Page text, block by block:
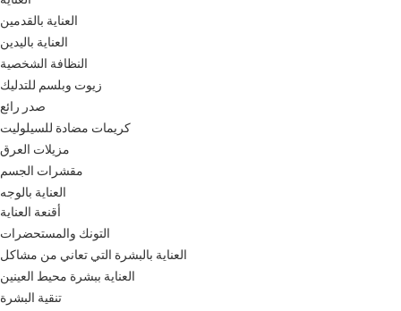
العناية بالقدمين
العناية باليدين
النظافة الشخصية
زيوت وبلسم للتدليك
صدر رائع
كريمات مضادة للسيلوليت
مزيلات العرق
مقشرات الجسم
العناية بالوجه
أقنعة العناية
التونك والمستحضرات
العناية بالبشرة التي تعاني من مشاكل
العناية ببشرة محيط العينين
تنقية البشرة